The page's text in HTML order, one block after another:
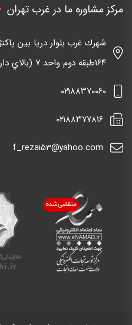
مرکز مشاوره ما در غرب تهران
شهرك غرب بلوار دريا بين
١٦٤طبقه دوم واحد ٧ (بالاي داروخانه پرسيان)
٠٢١٨٨٣٧٠٠٦٠
٠٢١٨٨٣٧٧٨١٦
f_rezai53@yahoo.com